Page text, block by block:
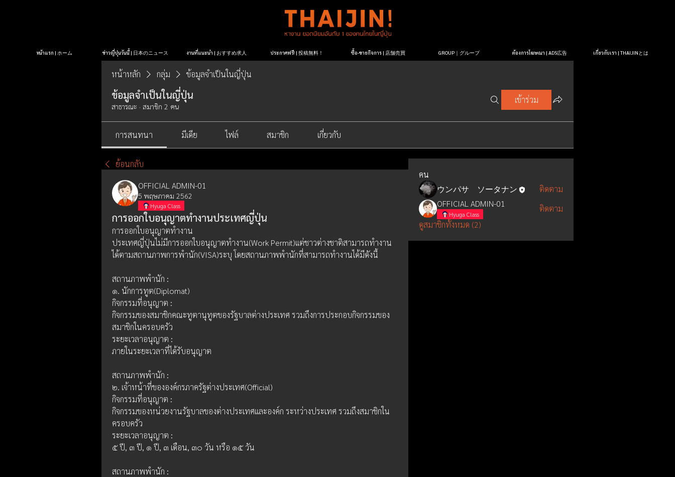
หน้าแรก | ホーム ข่าวญี่ปุ่นวันนี้ | 日本のニュース งานที่แนะนำ | おすすめ求人 ประกาศฟรี! | 投稿無料！ ซื้อ-ขายกิจการ | 店舗売買 GROUP｜グループ ต้องการโฆษณา | ADS広告 เกี่ยวกับเรา | THAIJINとは
หน้าหลัก กลุ่ม ข้อมูลจำเป็นในญี่ปุ่น
ข้อมูลจำเป็นในญี่ปุ่น
สาธารณะ · สมาชิก 2 คน
เข้าร่วม
การสนทนา มีเดีย ไฟล์ สมาชิก เกี่ยวกับ
ย้อนกลับ
OFFICIAL ADMIN-01
5 พฤษภาคม 2562
Hyuga Class
การออกใบอนุญาตทำงานประเทศญี่ปุ่น
การออกใบอนุญาตทำงาน
ประเทศญี่ปุ่นไม่มีการออกใบอนุญาตทำงาน(Work Permit)แต่ชาวต่างชาติสามารถทำงาน
ได้ตามสถานภาพการพำนัก(VISA)ระบุ โดยสถานภาพพำนักที่สามารถทำงานได้มีดังนี้
สถานภาพพำนัก :
๑. นักการทูต(Diplomat)
กิจกรรมที่อนุญาต :
กิจกรรมของสมาชิกคณะทูตานุทูตของรัฐบาลต่างประเทศ รวมถึงการประกอบกิจกรรมของ
สมาชิกในครอบครัว
ระยะเวลาอนุญาต :
ภายในระยะเวลาที่ได้รับอนุญาต
สถานภาพพำนัก :
๒. เจ้าหน้าที่ขององค์กรภาครัฐต่างประเทศ(Official)
กิจกรรมที่อนุญาต :
กิจกรรมของหน่วยงานรัฐบาลของต่างประเทศและองค์ก ระหว่างประเทศ รวมถึงสมาชิกใน
ครอบครัว
ระยะเวลาอนุญาต :
๕ ปี, ๓ ปี, ๑ ปี, ๓ เดือน, ๓๐ วัน หรือ ๑๕ วัน
สถานภาพพำนัก :
คน
ウンパサ ソータナン
ติดตาม
OFFICIAL ADMIN-01
Hyuga Class
ติดตาม
ดูสมาชิกทั้งหมด (2)